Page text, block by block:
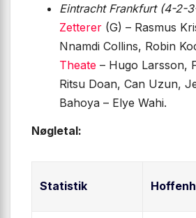
Eintracht Frankfurt (4-2-
Zetterer (G) – Rasmus
Nnamdi Collins, Robin
Theate – Hugo Larsson,
Ritsu Doan, Can Uzun,
Bahoya – Elye Wahi.
Nøgletal:
Statistik